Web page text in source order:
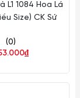
L1 1084 Hoa Lá
Size) CK Sứ
(0)